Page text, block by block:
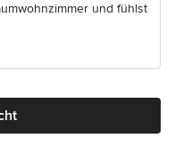
und fühlst